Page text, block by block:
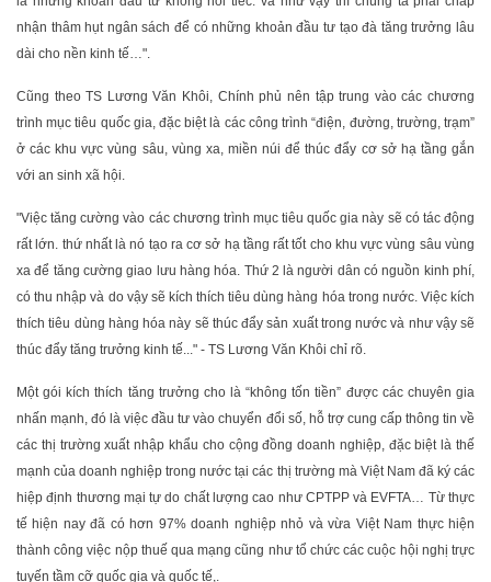
nhận thâm hụt ngân sách để có những khoản đầu tư tạo đà tăng trưởng lâu
dài cho nền kinh tế…".
Cũng theo TS Lương Văn Khôi, Chính phủ nên tập trung vào các chương
trình mục tiêu quốc gia, đặc biệt là các công trình “điện, đường, trường, trạm”
ở các khu vực vùng sâu, vùng xa, miền núi để thúc đẩy cơ sở hạ tầng gắn
với an sinh xã hội.
"Việc tăng cường vào các chương trình mục tiêu quốc gia này sẽ có tác động
rất lớn. thứ nhất là nó tạo ra cơ sở hạ tầng rất tốt cho khu vực vùng sâu vùng
xa để tăng cường giao lưu hàng hóa. Thứ 2 là người dân có nguồn kinh phí,
có thu nhập và do vậy sẽ kích thích tiêu dùng hàng hóa trong nước. Việc kích
thích tiêu dùng hàng hóa này sẽ thúc đẩy sản xuất trong nước và như vậy sẽ
thúc đẩy tăng trưởng kinh tế..." - TS Lương Văn Khôi chỉ rõ.
Một gói kích thích tăng trưởng cho là “không tốn tiền” được các chuyên gia
nhấn mạnh, đó là việc đầu tư vào chuyển đổi số, hỗ trợ cung cấp thông tin về
các thị trường xuất nhập khẩu cho cộng đồng doanh nghiệp, đặc biệt là thế
mạnh của doanh nghiệp trong nước tại các thị trường mà Việt Nam đã ký các
hiệp định thương mại tự do chất lượng cao như CPTPP và EVFTA… Từ thực
tế hiện nay đã có hơn 97% doanh nghiệp nhỏ và vừa Việt Nam thực hiện
thành công việc nộp thuế qua mạng cũng như tổ chức các cuộc hội nghị trực
tuyến tầm cỡ quốc gia và quốc tế,.